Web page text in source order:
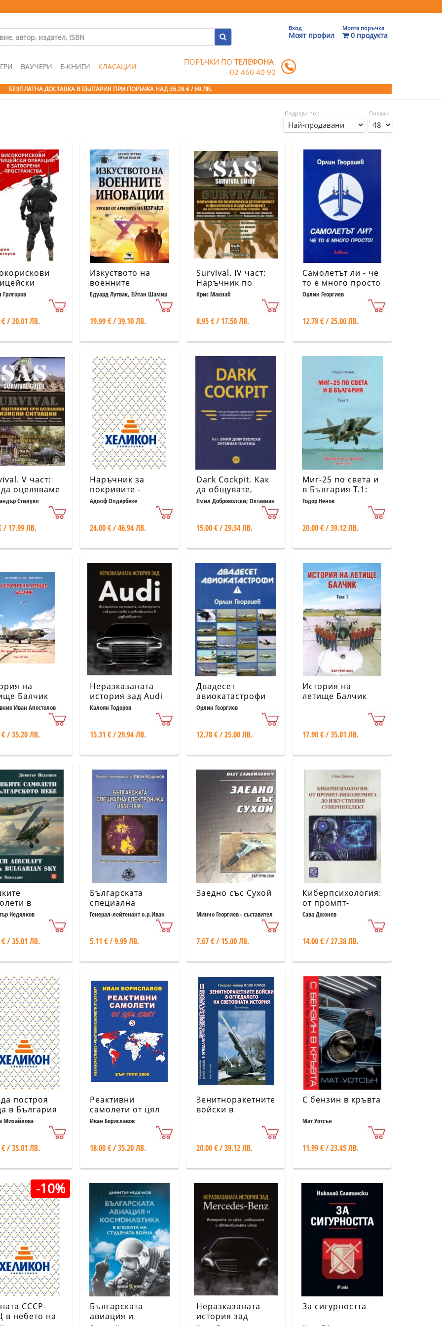
Вход
Моят профил
Моята поръчка
0 продукта
ВАУЧЕРИ Е-КНИГИ КЛАСАЦИИ ПОРЪЧКИ ПОТЕЛЕФОНА
02 460 40 90
БЕЗПЛАТНА ДОСТАВКА В БЪЛГАРИЯ ПРИ ПОРЪЧКА НАД 35.28 € / 69 ЛВ.
Подреди по :
Покажи
:
в
€ / 20.01 ЛВ.
Изкуството на
военните
иновации. Уроци
Едуард Лутвак, Ейтан Шамир
19.99 € / 39.10 ЛВ.
Survival. IV част:
Наръчник по
психическа
издръжливост на
специални
Крис Макнаб
8.95 € / 17.50 ЛВ.
Самолетът ли - че
то е много просто
Орлин Георгиев
12.78 € / 25.00 ЛВ.
V част:
оцеляваме
(Пълно
за
Стилуел
/ 17.99 ЛВ.
Наръчник за
покривите -
оперативно
Адолф Опдербеке
24.00 € / 46.94 ЛВ.
Dark Cockpit. Как
да общувате,
управлявате и
капитан на
Емил Доброволски; Октавиан
15.00 € / 29.34 ЛВ.
Миг-25 по света и
в България Т.1:
Прилеп от
Тодор Ненов
20.00 € / 39.12 ЛВ.
на
Балчик
границата
Иван Апостолов
€ / 35.20 ЛВ.
Неразказаната
история зад Audi
Калоян Тодоров
15.31 € / 29.94 ЛВ.
Двадесет
авиокатастрофи
Кн.1
Орлин Георгиев
12.78 € / 25.00 ЛВ.
История на
летище Балчик
Непотопяемият
самолетоносач на
България
17.90 € / 35.01 ЛВ.
в
небе
Недялков
€ / 35.01 ЛВ.
Българската
специална
електроника
преработено и
издание
Генерал-лейтенант о.р.Иван
5.11 € / 9.99 ЛВ.
Заедно със Сухой
Минчо Георгиев - съставител
7.67 € / 15.00 ЛВ.
Киберпсихология:
от промпт-
инженеринга до
Сава Джонев
14.00 € / 27.38 ЛВ.
построя
в България
Михайлова
€ / 35.01 ЛВ.
Реактивни
самолети от цял
свят Т.3
Иван Бориславов
18.00 € / 35.20 ЛВ.
Зенитноракетните
войски в
20.00 € / 39.12 ЛВ.
С бензин в кръвта
Мат Уотсън
11.99 € / 23.45 ЛВ.
-10%
СССР-
в небето на
Българската
авиация и
Неразказаната
история зад
За сигурността